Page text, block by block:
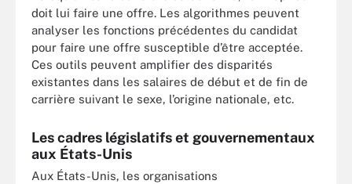
doit lui faire une offre. Les algorithmes peuvent
analyser les fonctions précédentes du candidat
pour faire une offre susceptible d’être acceptée.
Ces outils peuvent amplifier des disparités
existantes dans les salaires de début et de fin de
carrière suivant le sexe, l’origine nationale, etc.
Les cadres législatifs et gouvernementaux
aux États-Unis
Aux États-Unis, les organisations